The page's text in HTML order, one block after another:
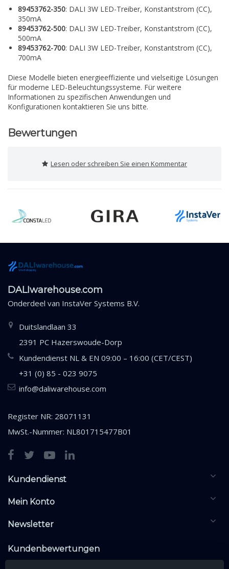
89453762-350: DALI 3W LED-Treiber, Konstantstrom (CC),
350mA
89453762-500: DALI 3W LED-Treiber, Konstantstrom (CC),
500mA
89453762-700: DALI 3W LED-Treiber, Konstantstrom (CC),
700mA
Diese Modelle bieten energieeffiziente und vielseitige Lösungen
für moderne LED-Beleuchtungssysteme. Für weitere
Informationen zu spezifischen Anwendungen und
Konfigurationen kontaktieren Sie uns bitte.
Bewertungen
Lesen oder schreiben Sie einen Kommentar
DALIwarehouse.com
Onderdeel van InstaVer Systems B.V.
Duitslandlaan 33
2391 PC Hazerswoude-Dorp
Kundendienst NL & EN 09:00 – 16:00 (CET/CEST)
+31 (0) 85 - 023 9075
info@daliwarehouse.com
Register NR: 28071131
MwSt.-Nummer: NL801715477B01
Kundendienst
Mein Konto
Newsletter
Kundenbewertungen